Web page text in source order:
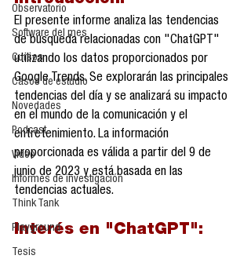
Observatorio
Software del mes
Cursos
Casos de estudio
Novedades
Podcast
Video
Informes de investigación
Think Tank
Playground
Tesis
El presente informe analiza las tendencias
de búsqueda relacionadas con "ChatGPT"
utilizando los datos proporcionados por
Google Trends. Se explorarán las principales
tendencias del día y se analizará su impacto
en el mundo de la comunicación y el
entretenimiento. La información
proporcionada es válida a partir del 9 de
junio de 2023 y está basada en las
tendencias actuales.
Interés en "ChatGPT":